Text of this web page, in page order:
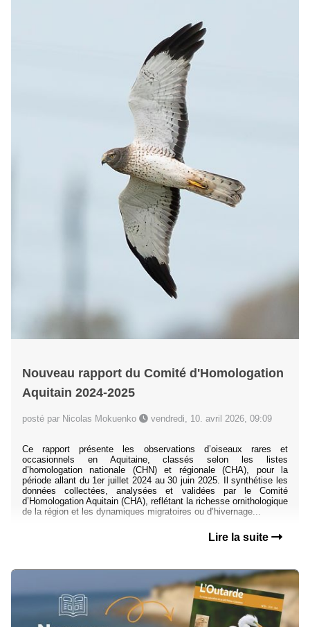
Nouveau rapport du Comité d'Homologation
Aquitain 2024-2025
posté par Nicolas Mokuenko vendredi, 10. avril 2026, 09:09
Ce rapport présente les observations d’oiseaux rares et
occasionnels en Aquitaine, classés selon les listes
d’homologation nationale (CHN) et régionale (CHA), pour la
période allant du 1er juillet 2024 au 30 juin 2025. Il synthétise les
données collectées, analysées et validées par le Comité
d’Homologation Aquitain (CHA), reflétant la richesse ornithologique
de la région et les dynamiques migratoires ou d’hivernage...
Lire la suite